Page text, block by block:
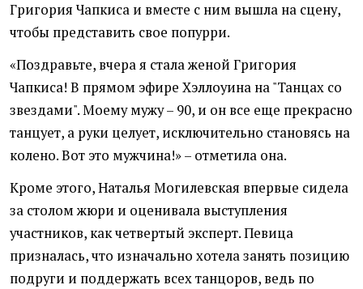
Григория Чапкиса и вместе с ним вышла на сцену,
чтобы представить свое попурри.
«Поздравьте, вчера я стала женой Григория
Чапкиса! В прямом эфире Хэллоуина на "Танцах со
звездами". Моему мужу – 90, и он все еще прекрасно
танцует, а руки целует, исключительно становясь на
колено. Вот это мужчина!» – отметила она.
Кроме этого, Наталья Могилевская впервые сидела
за столом жюри и оценивала выступления
участников, как четвертый эксперт. Певица
призналась, что изначально хотела занять позицию
подруги и поддержать всех танцоров, ведь по